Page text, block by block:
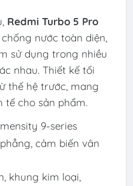
Redmi Turbo 5 Pro
nước toàn diện,
sử dụng trong nhiều
nhau. Thiết kế tối
thế hệ trước, mang
tế cho sản phẩm.
9-series
phẳng, cảm biến vân
khung kim loại,